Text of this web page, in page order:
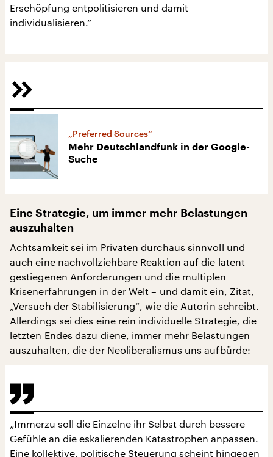
Erschöpfung entpolitisieren und damit
individualisieren.“
„Preferred Sources“
Mehr Deutschlandfunk in der Google-
Suche
Eine Strategie, um immer mehr Belastungen
auszuhalten
Achtsamkeit sei im Privaten durchaus sinnvoll und
auch eine nachvollziehbare Reaktion auf die latent
gestiegenen Anforderungen und die multiplen
Krisenerfahrungen in der Welt – und damit ein, Zitat,
„Versuch der Stabilisierung“, wie die Autorin schreibt.
Allerdings sei dies eine rein individuelle Strategie, die
letzten Endes dazu diene, immer mehr Belastungen
auszuhalten, die der Neoliberalismus uns aufbürde:
„Immerzu soll die Einzelne ihr Selbst durch bessere
Gefühle an die eskalierenden Katastrophen anpassen.
Eine kollektive, politische Steuerung scheint hingegen